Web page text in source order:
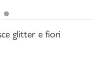
glitter e fiori